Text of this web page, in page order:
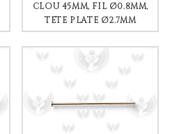
CLOU 45MM, FIL Ø0.8MM,
TÊTE PLATE Ø2.7MM